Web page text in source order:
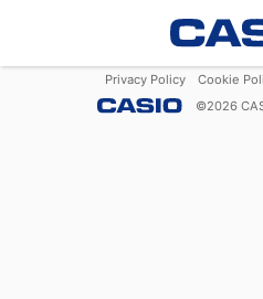
Privacy Policy Cookie
©2026